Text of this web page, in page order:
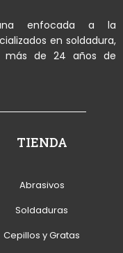
TIENDA
Abrasivos
Soldaduras
Cepillos y Gratas
enfocada a la
en soldadura,
más de 24 años de